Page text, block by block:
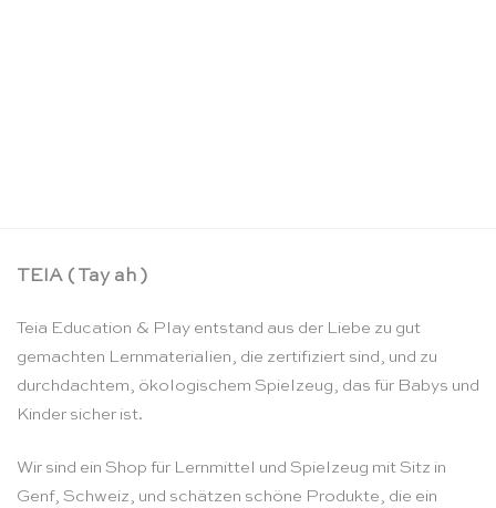
TEIA ( Tay ah )
Teia Education & Play entstand aus der Liebe zu gut
gemachten Lernmaterialien, die zertifiziert sind, und zu
durchdachtem, ökologischem Spielzeug, das für Babys und
Kinder sicher ist.
Wir sind ein Shop für Lernmittel und Spielzeug mit Sitz in
Genf, Schweiz, und schätzen schöne Produkte, die ein